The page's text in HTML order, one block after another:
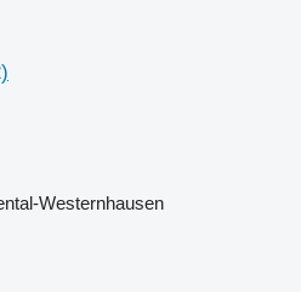
Westernhausen